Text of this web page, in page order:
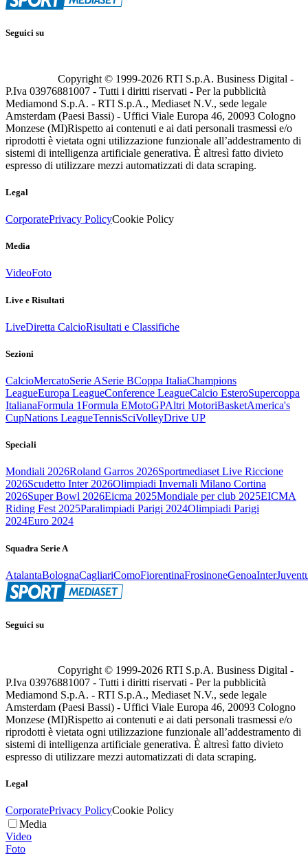
Seguici su
Copyright © 1999-2026 RTI S.p.A. Business Digital -
P.Iva 03976881007 - Tutti i diritti riservati - Per la pubblicità
Mediamond S.p.A. - RTI S.p.A., Mediaset N.V., sede legale
Amsterdam (Paesi Bassi) - Uffici Viale Europa 46, 20093 Cologno
Monzese (MI)Rispetto ai contenuti e ai dati personali trasmessi e/o
riprodotti è vietata ogni utilizzazione funzionale all’addestramento di
sistemi di intelligenza artificiale generativa. È altresì fatto divieto
espresso di utilizzare mezzi automatizzati di data scraping.
Legal
CorporatePrivacy PolicyCookie Policy
Media
VideoFoto
Live e Risultati
LiveDiretta CalcioRisultati e Classifiche
Sezioni
CalcioMercatoSerie ASerie BCoppa ItaliaChampions
LeagueEuropa LeagueConference LeagueCalcio EsteroSupercoppa
ItalianaFormula 1Formula EMotoGPAltri MotoriBasketAmerica's
CupNations LeagueTennisSciVolleyDrive UP
Speciali
Mondiali 2026Roland Garros 2026Sportmediaset Live Riccione
2026Scudetto Inter 2026Olimpiadi Invernali Milano Cortina
2026Super Bowl 2026Eicma 2025Mondiale per club 2025EICMA
Riding Fest 2025Paralimpiadi Parigi 2024Olimpiadi Parigi
2024Euro 2024
Squadra Serie A
AtalantaBolognaCagliariComoFiorentinaFrosinoneGenoaInter
Seguici su
Copyright © 1999-2026 RTI S.p.A. Business Digital -
P.Iva 03976881007 - Tutti i diritti riservati - Per la pubblicità
Mediamond S.p.A. - RTI S.p.A., Mediaset N.V., sede legale
Amsterdam (Paesi Bassi) - Uffici Viale Europa 46, 20093 Cologno
Monzese (MI)Rispetto ai contenuti e ai dati personali trasmessi e/o
riprodotti è vietata ogni utilizzazione funzionale all’addestramento di
sistemi di intelligenza artificiale generativa. È altresì fatto divieto
espresso di utilizzare mezzi automatizzati di data scraping.
Legal
CorporatePrivacy PolicyCookie Policy
Media
Video
Foto